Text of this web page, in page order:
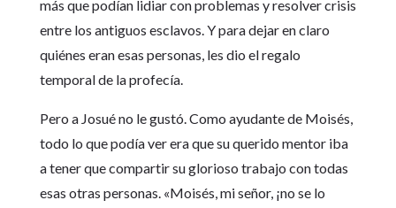
más que podían lidiar con problemas y resolver crisis
entre los antiguos esclavos. Y para dejar en claro
quiénes eran esas personas, les dio el regalo
temporal de la profecía.
Pero a Josué no le gustó. Como ayudante de Moisés,
todo lo que podía ver era que su querido mentor iba
a tener que compartir su glorioso trabajo con todas
esas otras personas. «Moisés, mi señor, ¡no se lo